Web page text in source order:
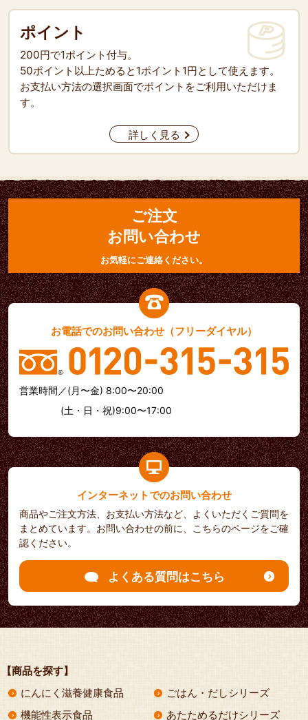
ポイント
200円で1ポイント付与。
50ポイント以上ためると1ポイント1円として使えます。
お支払い方法の選択画面でポイントをご利用いただけま
す。
詳しく見る
ご注文
お問い合わせ
お気軽にご連絡ください。
お電話でのお問い合わせ（フリーダイヤル）
営業時間／(月〜金) 8:00〜20:00
(土・日・祝)9:00〜17:00
インターネットでのお問い合わせ
商品やご注文方法、お支払い方法など、よくいただくご質問を
まとめています。お問い合わせの前に、こちらのページをご確
認ください。
よくある質問はこちら
【商品を探す】
にんにく滋養健康食品
ごはん・だしシリーズ
機能性表示食品
あたためるだけシリーズ